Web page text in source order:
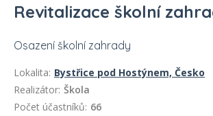
Revitalizace školní
Osazení školní zahrady
Lokalita: Bystřice pod Hostýnem, Česko
Realizátor: Škola
Počet účastníků: 66